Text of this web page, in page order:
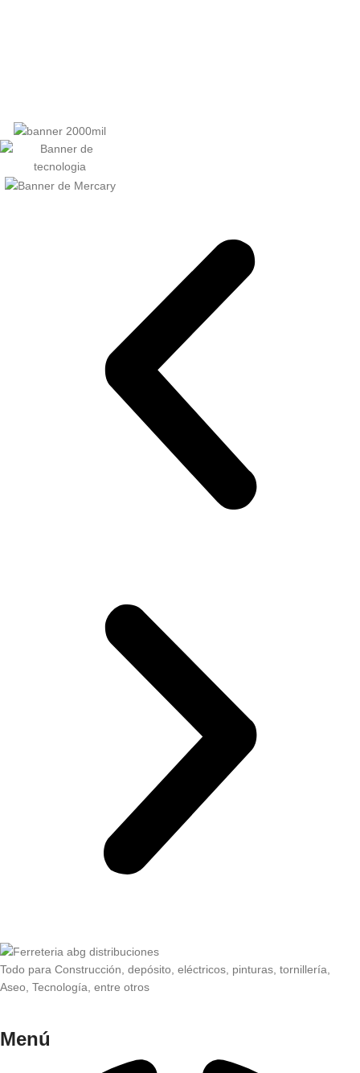
Todo para Construcción, depósito, eléctricos, pinturas, tornillería,
Aseo, Tecnología, entre otros
Menú